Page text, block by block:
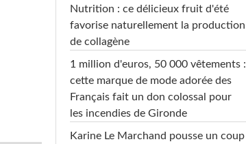
Nutrition : ce délicieux fruit d'été
favorise naturellement la production
de collagène
1 million d'euros, 50 000 vêtements :
cette marque de mode adorée des
Français fait un don colossal pour
les incendies de Gironde
Karine Le Marchand pousse un coup